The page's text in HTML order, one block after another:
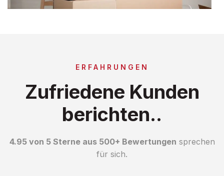
ERFAHRUNGEN
Zufriedene Kunden
berichten..
4.95 von 5 Sterne aus 500+ Bewertungen sprechen
für sich.